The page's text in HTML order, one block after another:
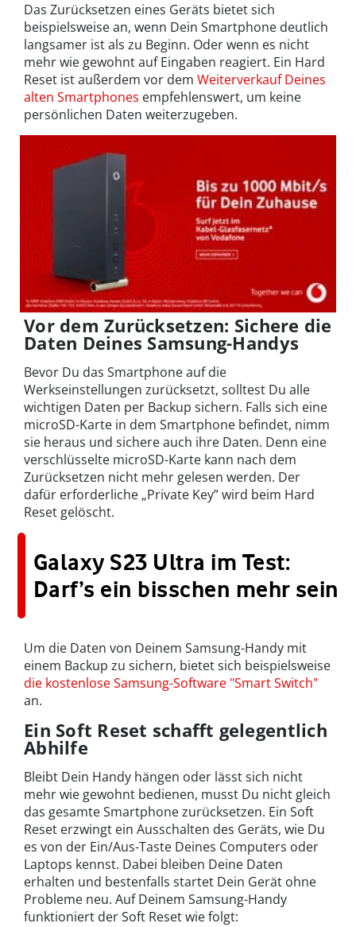
Das Zurücksetzen eines Geräts bietet sich
beispielsweise an, wenn Dein Smartphone deutlich
langsamer ist als zu Beginn. Oder wenn es nicht
mehr wie gewohnt auf Eingaben reagiert. Ein Hard
Reset ist außerdem vor dem Weiterverkauf Deines
alten Smartphones empfehlenswert, um keine
persönlichen Daten weiterzugeben.
Vor dem Zurücksetzen: Sichere die
Daten Deines Samsung-Handys
Bevor Du das Smartphone auf die
Werkseinstellungen zurücksetzt, solltest Du alle
wichtigen Daten per Backup sichern. Falls sich eine
microSD-Karte in dem Smartphone befindet, nimm
sie heraus und sichere auch ihre Daten. Denn eine
verschlüsselte microSD-Karte kann nach dem
Zurücksetzen nicht mehr gelesen werden. Der
dafür erforderliche „Private Key” wird beim Hard
Reset gelöscht.
Galaxy S23 Ultra im Test:
Darf’s ein bisschen mehr sein
Um die Daten von Deinem Samsung-Handy mit
einem Backup zu sichern, bietet sich beispielsweise
die kostenlose Samsung-Software "Smart Switch"
an.
Ein Soft Reset schafft gelegentlich
Abhilfe
Bleibt Dein Handy hängen oder lässt sich nicht
mehr wie gewohnt bedienen, musst Du nicht gleich
das gesamte Smartphone zurücksetzen. Ein Soft
Reset erzwingt ein Ausschalten des Geräts, wie Du
es von der Ein/Aus-Taste Deines Computers oder
Laptops kennst. Dabei bleiben Deine Daten
erhalten und bestenfalls startet Dein Gerät ohne
Probleme neu. Auf Deinem Samsung-Handy
funktioniert der Soft Reset wie folgt: